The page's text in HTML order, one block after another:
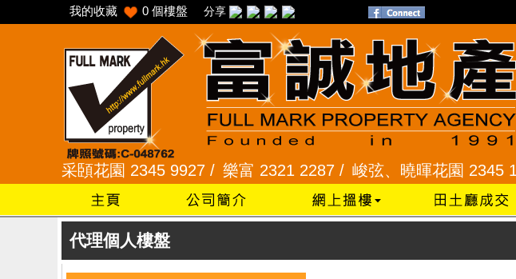
我的收藏 0 個樓盤 分享
采頣花園 2345 9927 / 樂富 2321 2287 / 峻弦、曉暉花園 2345 1286 /
代理個人樓盤